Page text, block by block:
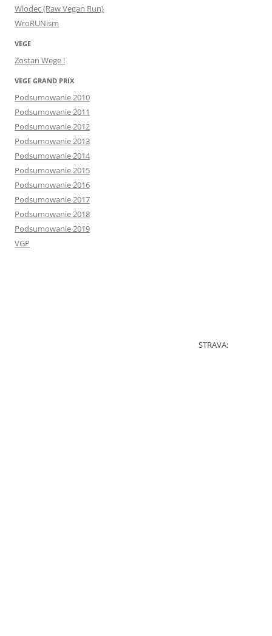
Wlodec (Raw Vegan Run)
WroRUNism
VEGE
Zostan Wege !
VEGE GRAND PRIX
Podsumowanie 2010
Podsumowanie 2011
Podsumowanie 2012
Podsumowanie 2013
Podsumowanie 2014
Podsumowanie 2015
Podsumowanie 2016
Podsumowanie 2017
Podsumowanie 2018
Podsumowanie 2019
VGP
STRAVA: